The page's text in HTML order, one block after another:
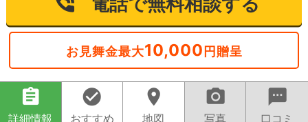
お見舞金最大10,000 円贈呈
assignment
詳細情報
check_circle
おすすめ
location_on
地図
camera_alt
写真
sms
口コミ